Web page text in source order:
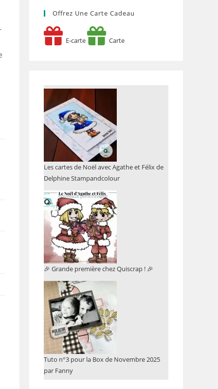
Offrez Une Carte Cadeau
E-carte Carte
Les cartes de Noël avec Agathe et Félix de
Delphine Stampandcolour
🎉 Grande première chez Quiscrap ! 🎉
Tuto n°3 pour la Box de Novembre 2025
par Fanny